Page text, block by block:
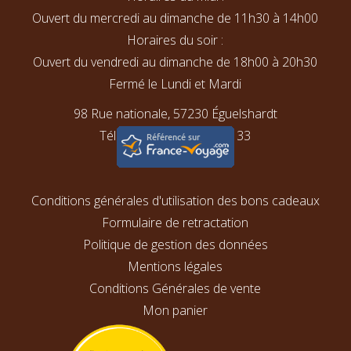
Ouvert du mercredi au dimanche de 11h30 à 14h00
Horaires du soir :
Ouvert du vendredi au dimanche de 18h00 à 20h30
Fermé le Lundi et Mardi
98 Rue nationale, 57230 Éguelshardt
Téléphone : 03 87 06 15 33
Conditions générales d'utilisation des bons cadeaux
Formulaire de retractation
Politique de gestion des données
Mentions légales
Conditions Générales de vente
Mon panier